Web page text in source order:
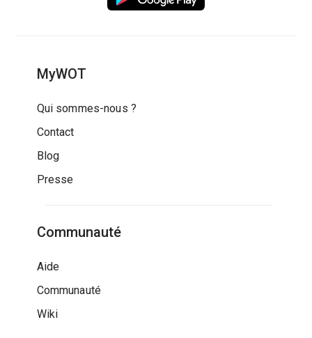
MyWOT
Qui sommes-nous ?
Contact
Blog
Presse
Communauté
Aide
Communauté
Wiki